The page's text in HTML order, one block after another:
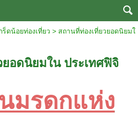
ร็ดน้อยท่องเที่ยว > สถานที่ท่องเที่ยวยอดนิยมใ
อดนิยมใน ประเทศฟิจิ
มรดกแห่ง